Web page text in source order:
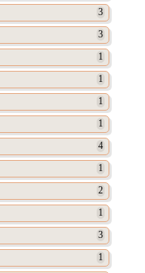
3
3
1
1
1
1
4
1
2
1
3
1